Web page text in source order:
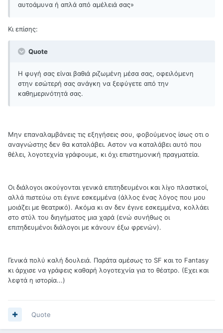
αυτοάμυνα ή απλά από αμέλειά σας»
Κι επίσης:
Quote
Η φυγή σας είναι βαθιά ριζωμένη μέσα σας, οφειλόμενη
στην εσώτερή σας ανάγκη να ξεφύγετε από την
καθημερινότητά σας.
Μην επαναλαμβάνεις τις εξηγήσεις σου, φοβούμενος ίσως οτι ο
αναγνώστης δεν θα καταλάβει. Αστον να καταλάβει αυτό που
θέλει, λογοτεχνία γράφουμε, κι όχι επιστημονική πραγματεία.
Οι διάλογοι ακούγονται γενικά επιτηδευμένοι και λίγο πλαστικοί,
αλλά πιστεύω οτι έγινε εσκεμμένα (άλλος ένας λόγος που μου
μοιάζει με θεατρικό). Ακόμα κι αν δεν έγινε εσκεμμένα, κολλάει
στο στύλ του διηγήματος μια χαρά (ενώ συνήθως οι
επιτηδευμένοι διάλογοι με κάνουν έξω φρενών).
Γενικά πολύ καλή δουλειά. Παράτα αμέσως το SF και το Fantasy
κι άρχισε να γράφεις καθαρή λογοτεχνία για το θέατρο. (Εχει και
λεφτά η ιστορία...)
Quote